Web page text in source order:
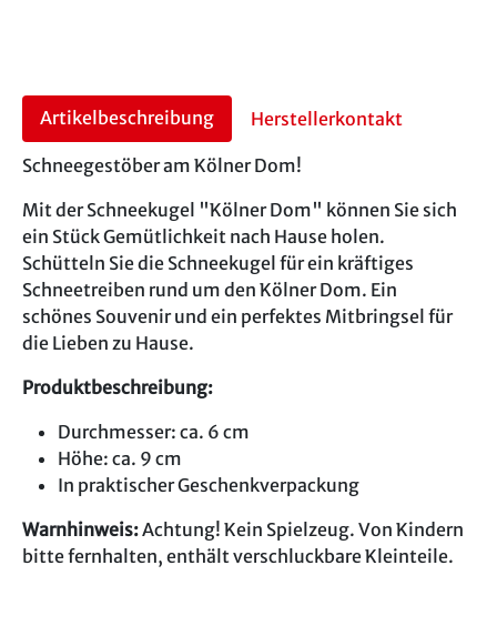
Artikelbeschreibung Herstellerkontakt
Schneegestöber am Kölner Dom!
Mit der Schneekugel "Kölner Dom" können Sie sich
ein Stück Gemütlichkeit nach Hause holen.
Schütteln Sie die Schneekugel für ein kräftiges
Schneetreiben rund um den Kölner Dom. Ein
schönes Souvenir und ein perfektes Mitbringsel für
die Lieben zu Hause.
Produktbeschreibung:
Durchmesser: ca. 6 cm
Höhe: ca. 9 cm
In praktischer Geschenkverpackung
Warnhinweis:Achtung! Kein Spielzeug. Von Kindern
bitte fernhalten, enthält verschluckbare Kleinteile.